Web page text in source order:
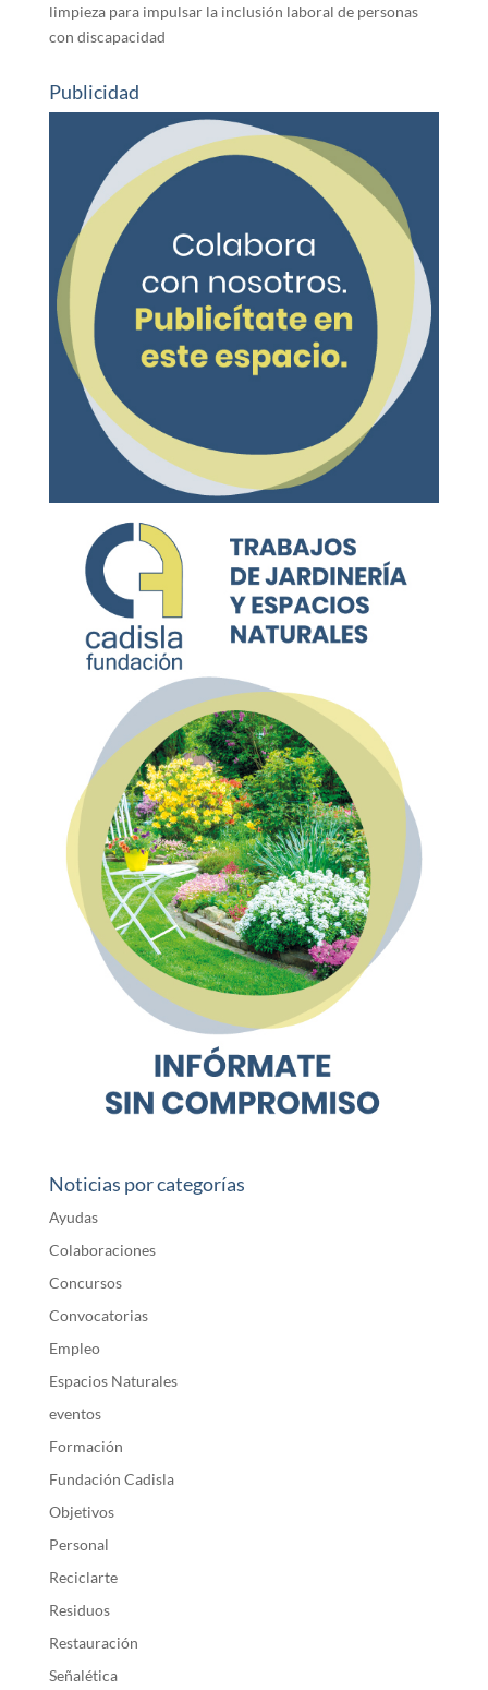
limpieza para impulsar la inclusión laboral de personas
con discapacidad
Publicidad
Noticias por categorías
Ayudas
Colaboraciones
Concursos
Convocatorias
Empleo
Espacios Naturales
eventos
Formación
Fundación Cadisla
Objetivos
Personal
Reciclarte
Residuos
Restauración
Señalética